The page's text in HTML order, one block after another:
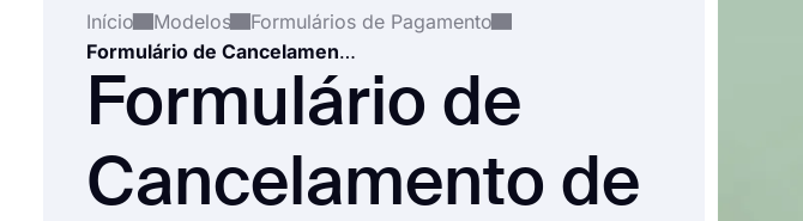
Início Modelos
Formulários de Pagamento
Formulário de Cancelamento de Pagamento
Formulário de
Cancelamento de